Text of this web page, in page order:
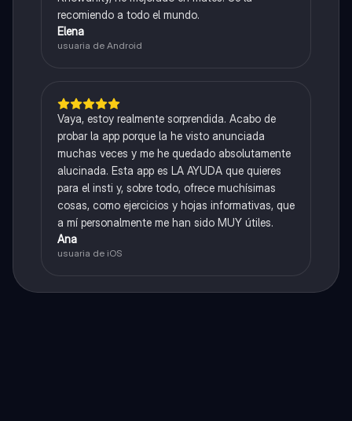
recomiendo a todo el mundo.
Elena
usuaria de Android
Vaya, estoy realmente sorprendida. Acabo de
probar la app porque la he visto anunciada
muchas veces y me he quedado absolutamente
alucinada. Esta app es LA AYUDA que quieres
para el insti y, sobre todo, ofrece muchísimas
cosas, como ejercicios y hojas informativas, que
a mí personalmente me han sido MUY útiles.
Ana
usuaria de iOS